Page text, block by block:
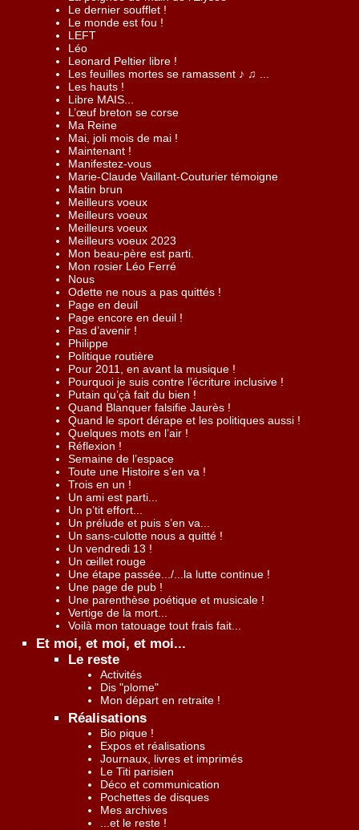
Le dernier soufflet !
Le monde est fou !
LEFT
Léo
Leonard Peltier libre !
Les feuilles mortes se ramassent ♪ ♫ ...
Les hauts !
Libre MAIS...
L’œuf breton se corse
Ma Reine
Mai, joli mois de mai !
Maintenant !
Manifestez-vous
Marie-Claude Vaillant-Couturier témoigne
Matin brun
Meilleurs voeux
Meilleurs voeux
Meilleurs voeux
Meilleurs voeux 2023
Mon beau-père est parti.
Mon rosier Léo Ferré
Nous
Odette ne nous a pas quittés !
Page en deuil
Page encore en deuil !
Pas d’avenir !
Philippe
Politique routière
Pour 2011, en avant la musique !
Pourquoi je suis contre l’écriture inclusive !
Putain qu’çà fait du bien !
Quand Blanquer falsifie Jaurès !
Quand le sport dérape et les politiques aussi !
Quelques mots en l’air !
Réflexion !
Semaine de l’espace
Toute une Histoire s’en va !
Trois en un !
Un ami est parti...
Un p’tit effort...
Un prélude et puis s’en va...
Un sans-culotte nous a quitté !
Un vendredi 13 !
Un œillet rouge
Une étape passée.../...la lutte continue !
Une page de pub !
Une parenthèse poétique et musicale !
Vertige de la mort...
Voilà mon tatouage tout frais fait...
Et moi, et moi, et moi...
Le reste
Activités
Dis "plome"
Mon départ en retraite !
Réalisations
Bio pique !
Expos et réalisations
Journaux, livres et imprimés
Le Titi parisien
Déco et communication
Pochettes de disques
Mes archives
...et le reste !